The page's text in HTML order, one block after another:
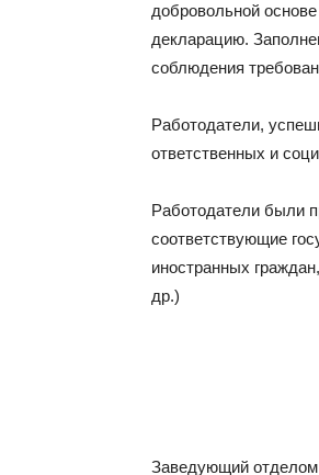
добровольной
декларацию.
соблюдения
Работодатели,
ответственных и
Работодатели были
соответствующие
иностранных
др.)
Заведующий отделом